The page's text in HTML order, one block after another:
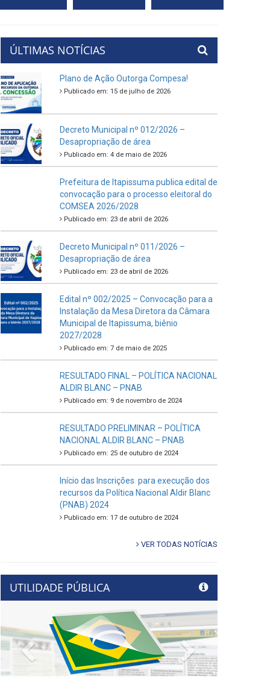
ÚLTIMAS NOTÍCIAS
Plano de Ação Outorga Compesa!
Publicado em: 15 de julho de 2026
Decreto Municipal nº 012/2026 –
Desapropriação de área
Publicado em: 4 de maio de 2026
Prefeitura de Itapissuma publica edital de
convocação para o processo eleitoral do
COMSEA 2026/2028
Publicado em: 23 de abril de 2026
Decreto Municipal nº 011/2026 –
Desapropriação de área
Publicado em: 23 de abril de 2026
Edital nº 002/2025 – Convocação para a
Instalação da Mesa Diretora da Câmara
Municipal de Itapissuma, biênio
2027/2028
Publicado em: 7 de maio de 2025
RESULTADO FINAL – POLÍTICA NACIONAL
ALDIR BLANC – PNAB
Publicado em: 9 de novembro de 2024
RESULTADO PRELIMINAR – POLÍTICA
NACIONAL ALDIR BLANC – PNAB
Publicado em: 25 de outubro de 2024
Início das Inscrições para execução dos
recursos da Política Nacional Aldir Blanc
(PNAB) 2024
Publicado em: 17 de outubro de 2024
VER TODAS NOTÍCIAS
UTILIDADE PÚBLICA
Previous Next